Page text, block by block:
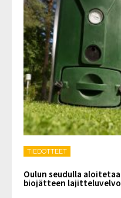
TIEDOTTEET
Oulun seudulla
biojätteen